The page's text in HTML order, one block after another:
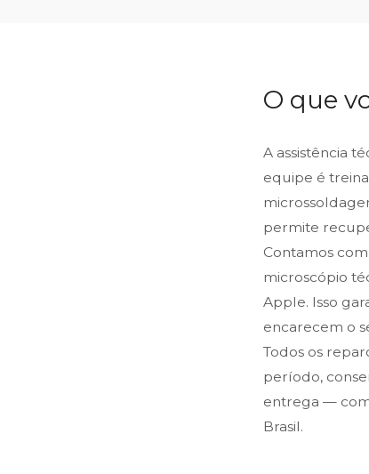
O que
A assistência
equipe é
permite
Contamos
microscópio
Apple. Isso
encarecem o
Todos os
período,
entrega —
Brasil.